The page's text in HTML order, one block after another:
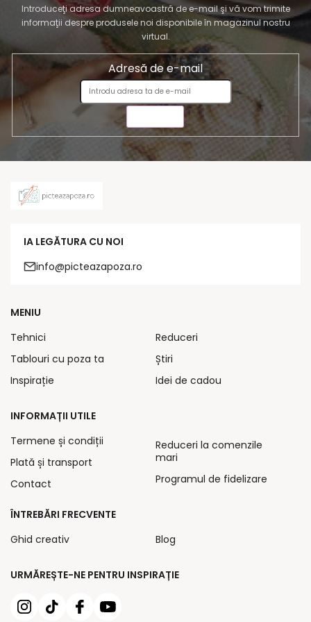
Introduceţi adresa dumneavoastră de e-mail şi vă vom trimite
informaţii despre produsele noi disponibile în magazinul nostru
virtual.
Adresă de e-mail
IA LEGĂTURA CU NOI
info@picteazapoza.ro
URMĂREȘTE-NE PENTRU INSPIRAȚIE
MENIU
Tehnici
Tablouri cu poza ta
Inspirație
Reduceri
Știri
Idei de cadou
INFORMAȚII UTILE
Termene și condiții
Plată și transport
Contact
Reduceri la comenzile
mari
Programul de fidelizare
ÎNTREBĂRI FRECVENTE
Ghid creativ
Blog